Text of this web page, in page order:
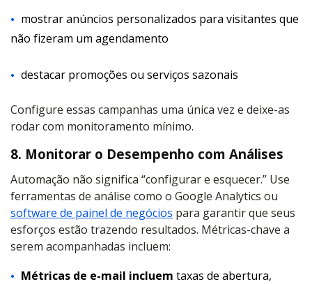
mostrar anúncios personalizados para visitantes que
não fizeram um agendamento
destacar promoções ou serviços sazonais
Configure essas campanhas uma única vez e deixe-as
rodar com monitoramento mínimo.
8. Monitorar o Desempenho com Análises
Automação não significa “configurar e esquecer.” Use
ferramentas de análise como o Google Analytics ou
software de painel de negócios para garantir que seus
esforços estão trazendo resultados. Métricas-chave a
serem acompanhadas incluem:
Métricas de e-mail incluem taxas de abertura,